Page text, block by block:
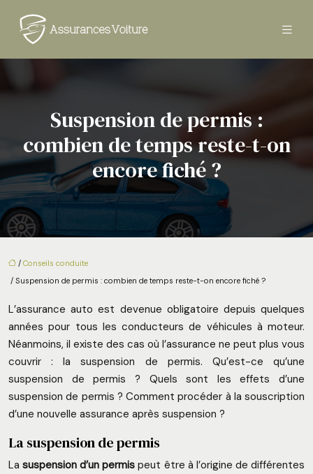
Suspension de permis :
combien de temps reste-t-on
encore fiché ?
/ Conseils conduite
/ Suspension de permis : combien de temps reste-t-on encore fiché ?
L’assurance auto est devenue obligatoire depuis quelques
années pour tous les conducteurs de véhicules à moteur.
Néanmoins, il existe des cas où l’assurance ne peut plus vous
couvrir : la suspension de permis. Qu’est-ce qu’une
suspension de permis ? Quels sont les effets d’une
suspension de permis ? Comment procéder à la souscription
d’une nouvelle assurance après suspension ?
La suspension de permis
Lasuspension d’un permis peut être à l’origine de différentes